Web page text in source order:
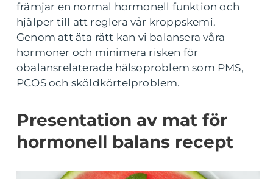
främjar en normal hormonell funktion och
hjälper till att reglera vår kroppskemi.
Genom att äta rätt kan vi balansera våra
hormoner och minimera risken för
obalansrelaterade hälsoproblem som PMS,
PCOS och sköldkörtelproblem.
Presentation av mat för
hormonell balans recept